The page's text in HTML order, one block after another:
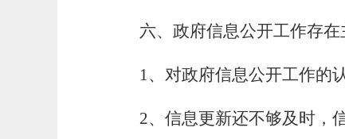
六、政府信息公开工作存在
1、对政府信息公开工作的
2、信息更新还不够及时，